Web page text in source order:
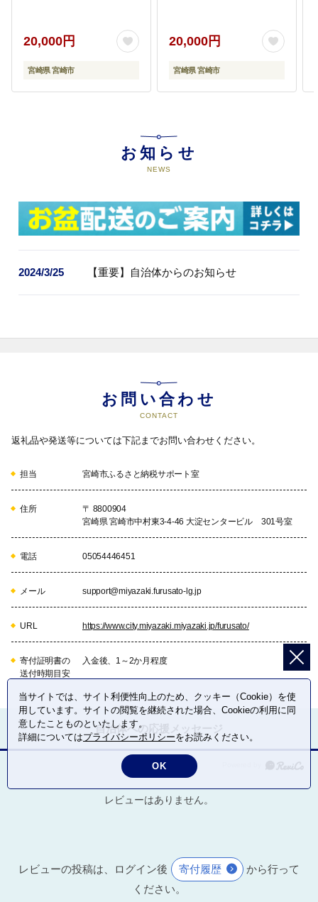
肉 肩ロース バラ バラ肉
豚小間切れ 小間切れ 細
切れ こまぎれ 生姜焼き
20,000円
宮崎県 宮崎市
め合わせ 豚 肉 お肉 パ
ック 小分け 冷凍 カレー
しょうが焼き 餃子 肉団
20,000円
宮崎県 宮崎市
お知らせ
NEWS
2024/3/25 【重要】自治体からのお知らせ
お問い合わせ
CONTACT
返礼品や発送等については下記までお問い合わせください。
担当 宮崎市ふるさと納税サポート室
住所
〒 8800904
宮崎県 宮崎市中村東3-4-46 大淀センタービル 301号室
電話 05054446451
メール support@miyazaki.furusato-lg.jp
URL https://www.city.miyazaki.miyazaki.jp/furusato/
寄付証明書の
送付時期目安
入金後、1～2か月程度
自治体への応援メッセージ
レビューはありません。
レビューの投稿は、ログイン後 寄付履歴
から行って
ください。
当サイトでは、サイト利便性向上のため、クッキー（Cookie）を使
用しています。サイトの閲覧を継続された場合、Cookieの利用に同
意したことものといたします。
詳細についてはプライバシーポリシーをお読みください。
OK